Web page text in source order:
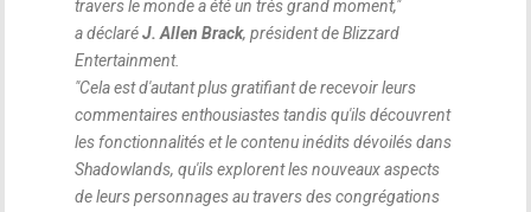
travers le monde a été un très grand moment,"
a déclaréJ. Allen Brack, président de Blizzard
Entertainment.
"Cela est d'autant plus gratifiant de recevoir leurs
commentaires enthousiastes tandis qu'ils découvrent
les fonctionnalités et le contenu inédits dévoilés dans
Shadowlands, qu'ils explorent les nouveaux aspects
de leurs personnages au travers des congrégations